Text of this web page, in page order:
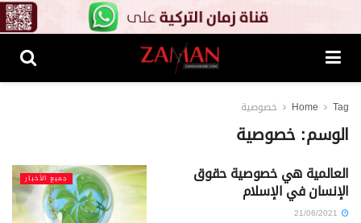
Home Tag خصوصية
الوسم:خصوصية
جميع الأخبار العالمية هي خصوصية حقوق
الإنسان في الإسلام